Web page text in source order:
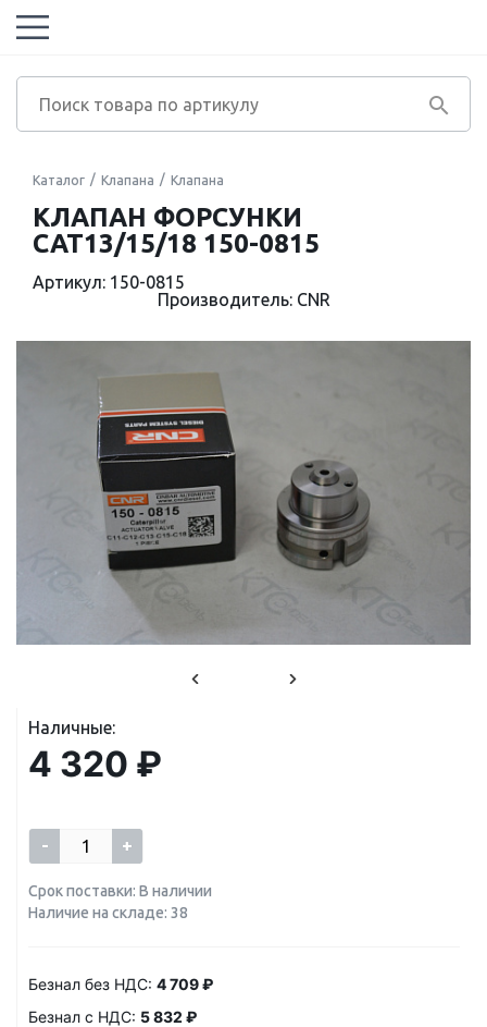
Каталог Клапана Клапана
КЛАПАН ФОРСУНКИ
CAT13/15/18 150-0815
Артикул: 150-0815
Производитель: CNR
Наличные:
4 320 ₽
- +
Срок поставки: В наличии
Наличие на складе: 38
Безнал без НДС: 4 709 ₽
Безнал с НДС: 5 832 ₽